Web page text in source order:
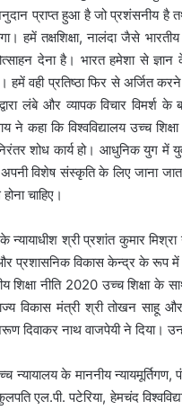
प्राप्त हुआ है जो प्रशंसनीय है
हमें तक्षशिक्षा, नालंदा जैसे
देना है। भारत हमेशा से
हमें वही प्रतिष्ठा फिर से अर्जित
द्वारा लंबे और व्यापक विचार
ने कहा कि विश्वविद्यालय उच्च
शोध कार्य हो। आधुनिक युग में
विशेष संस्कृति के लिए जाना
चाहिए।
के न्यायाधीश श्री प्रशांत कुमार
प्रशासनिक विकास केन्द्र के रूप में
शिक्षा नीति 2020 उच्च
विकास मंत्री श्री तोखन साहू
दिवाकर नाथ वाजपेयी ने दिया।
के माननीय
एल.पी. पटेरिया, हेमचंद